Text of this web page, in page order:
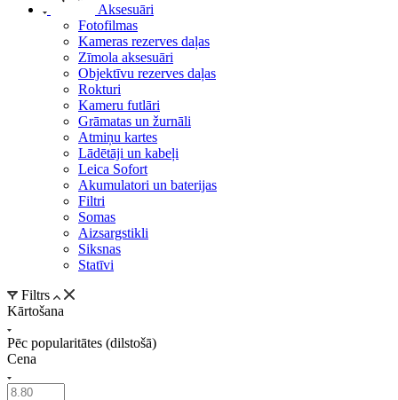
Aksesuāri
Fotofilmas
Kameras rezerves daļas
Zīmola aksesuāri
Objektīvu rezerves daļas
Rokturi
Kameru futlāri
Grāmatas un žurnāli
Atmiņu kartes
Lādētāji un kabeļi
Leica Sofort
Akumulatori un baterijas
Filtri
Somas
Aizsargstikli
Siksnas
Statīvi
Filtrs
Kārtošana
Pēc popularitātes (dilstošā)
Cena